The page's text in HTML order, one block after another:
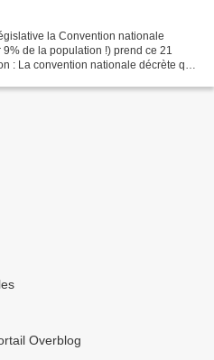
la Convention nationale
de la population !) prend ce 21
: La convention nationale décrète que
Overblog